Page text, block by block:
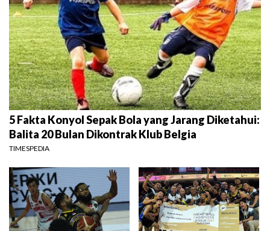
5 Fakta Konyol Sepak Bola yang Jarang Diketahui:
Balita 20 Bulan Dikontrak Klub Belgia
TIMESPEDIA